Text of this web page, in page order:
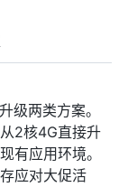
级两类方案。
2核4G直接升
有应用环境。
应对大促活